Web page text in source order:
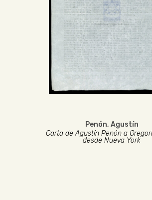
Penón, Agustín
Carta de Agustín Penón a
desde Nueva York